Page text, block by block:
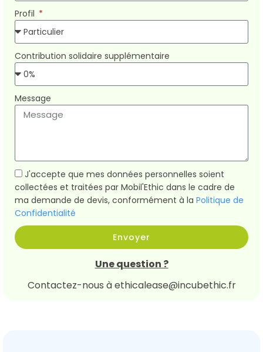
Profil
Contribution solidaire supplémentaire
Message
J'accepte que mes données personnelles soient
collectées et traitées par Mobil'Ethic dans le cadre de
ma demande de devis, conformément à la Politique de
Confidentialité
Envoyer
Une question ?
Contactez-nous à ethicalease@incubethic.fr